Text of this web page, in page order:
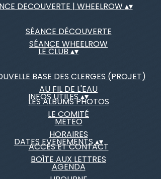
DECOUVERTE | WHEELROW ▴▾
SÉANCE DÉCOUVERTE
SÉANCE WHEELROW
LE CLUB▴▾
BASE DES CLERGES (PROJET)
AU FIL DE L'EAU
LES ALBUMS PHOTOS
LE COMITÉ
INFOS UTILES▴▾
MÉTÉO
HORAIRES
ACCÈS ET CONTACT
BOÎTE AUX LETTRES
DATES EVENEMENTS▴▾
AGENDA